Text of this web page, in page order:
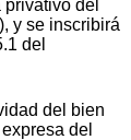
del
y se inscribirá
del
del bien
del